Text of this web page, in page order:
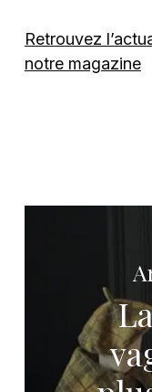
Retrouvez
notre magazine